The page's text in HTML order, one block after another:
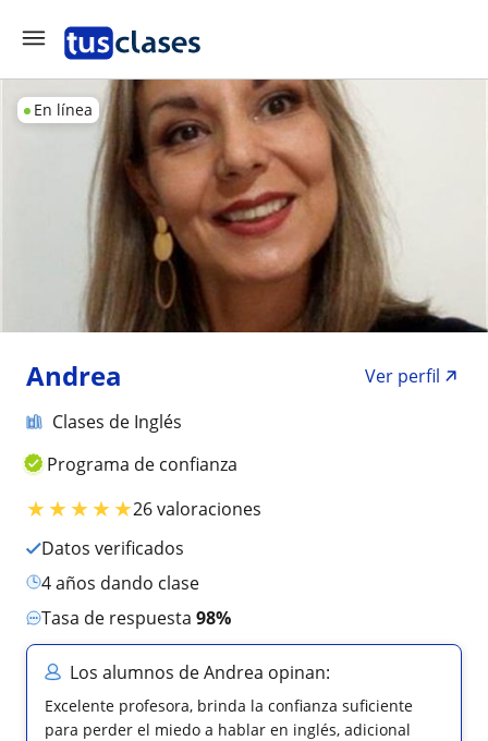
En línea
Andrea
Ver perfil
Clases de Inglés
Programa de confianza
★★★★★26 valoraciones
Datos verificados
4 años dando clase
Tasa de respuesta 98%
Los alumnos de Andrea opinan:
Excelente profesora, brinda la confianza suficiente
para perder el miedo a hablar en inglés, adicional